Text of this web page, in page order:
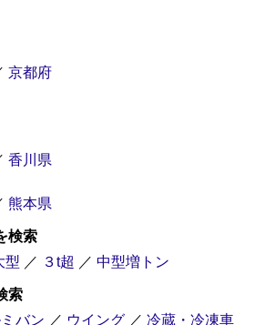
京都府
香川県
熊本県
検索
型 ／ ３t超 ／ 中型増トン
索
バン ／ ウイング ／ 冷蔵・冷凍車